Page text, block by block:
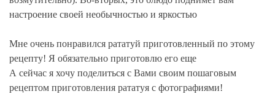
настроение своей необычностью и яркостью
Мне очень понравился рататуй приготовленный по этому
рецепту! Я обязательно приготовлю его еще
А сейчас я хочу поделиться с Вами своим пошаговым
рецептом приготовления рататуя с фотографиями!